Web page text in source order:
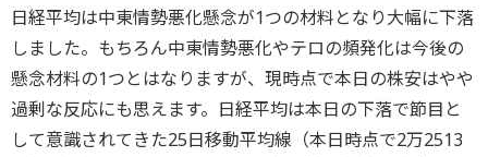
日経平均は中東情勢悪化懸念が1つの材料となり大幅に下落
しました。もちろん中東情勢悪化やテロの頻発化は今後の
懸念材料の1つとはなりますが、現時点で本日の株安はやや
過剰な反応にも思えます。日経平均は本日の下落で節目と
して意識されてきた25日移動平均線（本日時点で2万2513